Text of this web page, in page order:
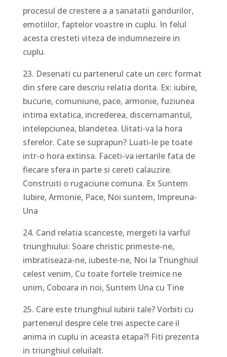
procesul de crestere a a sanatatii gandurilor,
emotiilor, faptelor voastre in cuplu. In felul
acesta cresteti viteza de indumnezeire in
cuplu.
23. Desenati cu partenerul cate un cerc format
din sfere care descriu relatia dorita. Ex: iubire,
bucurie, comuniune, pace, armonie, fuziunea
intima extatica, increderea, discernamantul,
intelepciunea, blandetea. Uitati-va la hora
sferelor. Cate se suprapun? Luati-le pe toate
intr-o hora extinsa. Faceti-va iertarile fata de
fiecare sfera in parte si cereti calauzire.
Construiti o rugaciune comuna. Ex Suntem
Iubire, Armonie, Pace, Noi suntem, Impreuna-
Una
24. Cand relatia scanceste, mergeti la varful
triunghiului: Soare christic primeste-ne,
imbratiseaza-ne, iubeste-ne, Noi la Triunghiul
celest venim, Cu toate fortele treimice ne
unim, Coboara in noi, Suntem Una cu Tine
25. Care este triunghiul iubirii tale? Vorbiti cu
partenerul despre cele trei aspecte care il
anima in cuplu in aceasta etapa?! Fiti prezenta
in triunghiul celuilalt.